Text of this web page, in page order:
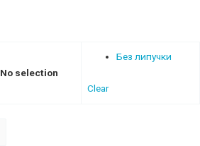
No selection
Без липучки
Clear